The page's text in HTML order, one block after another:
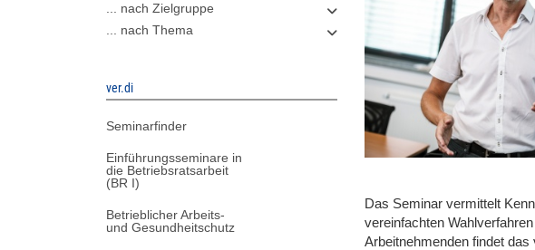
... nach Zielgruppe
... nach Thema
ver.di
Seminarfinder
Einführungsseminare in
die Betriebsratsarbeit
(BR I)
Betrieblicher Arbeits-
und Gesundheitschutz
Das Seminar vermittelt
vereinfachten
Arbeitnehmenden findet